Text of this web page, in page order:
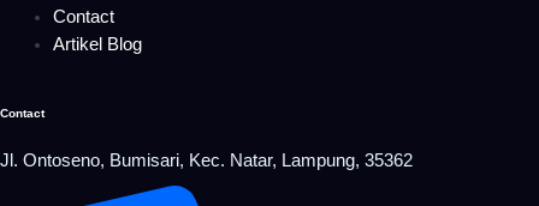
Contact
Artikel Blog
Contact
Jl. Ontoseno, Bumisari, Kec. Natar, Lampung, 35362